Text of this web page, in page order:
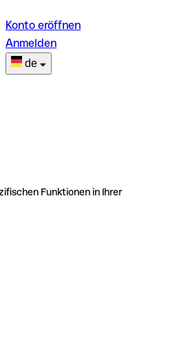
Konto eröffnen
Anmelden
de
Funktionen in Ihrer